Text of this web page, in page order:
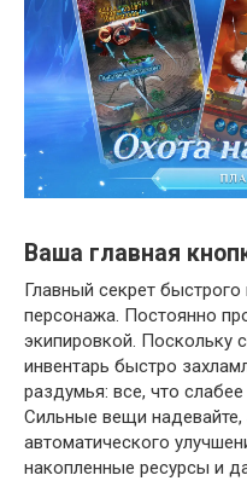
Ваша главная
Главный секрет
персонажа. Постоянно
экипировкой. Поскольку
инвентарь быстро
раздумья: все, что
Сильные вещи надевайте,
автоматического
накопленные ресурсы и